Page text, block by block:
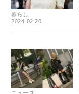
暮らし
2024.02.20